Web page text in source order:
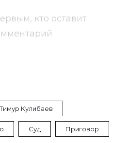
кто оставит
Тимур Кулибаев
Суд Приговор